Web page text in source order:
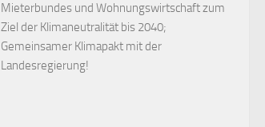
Mieterbundes und Wohnungswirtschaft zum
Ziel der Klimaneutralität bis 2040;
Gemeinsamer Klimapakt mit der
Landesregierung!